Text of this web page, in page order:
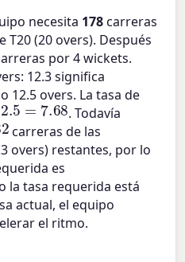
necesita 178carreras
(20 overs). Después
por 4 wickets.
12.3 significa
12.5 overs. La tasa de
=7.68
. Todavía
carreras de las
overs) restantes, por lo
es
la tasa requerida está
actual, el equipo
el ritmo.